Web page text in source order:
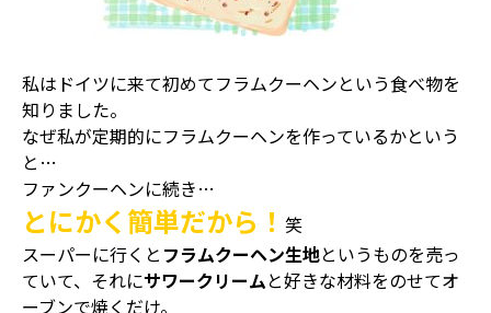
私はドイツに来て初めてフラムクーヘンという食べ物を
知りました。
なぜ私が定期的にフラムクーヘンを作っているかという
と…
ファンクーヘンに続き…
とにかく簡単だから！ 笑
スーパーに行くと フラムクーヘン生地というものを売っ
ていて、それにサワークリームと好きな材料をのせてオ
ーブンで焼くだけ。